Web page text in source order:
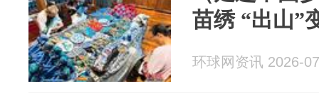
苗绣 “出山”
环球网资讯 2026-